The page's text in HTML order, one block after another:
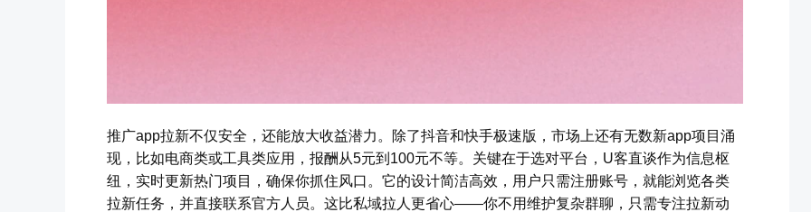
推广app拉新不仅安全，还能放大收益潜力。除了抖音和快手极速版，市场上还有无数新app项目涌
现，比如电商类或工具类应用，报酬从5元到100元不等。关键在于选对平台，U客直谈作为信息枢
纽，实时更新热门项目，确保你抓住风口。它的设计简洁高效，用户只需注册账号，就能浏览各类
拉新任务，并直接联系官方人员。这比私域拉人更省心——你不用维护复杂群聊，只需专注拉新动